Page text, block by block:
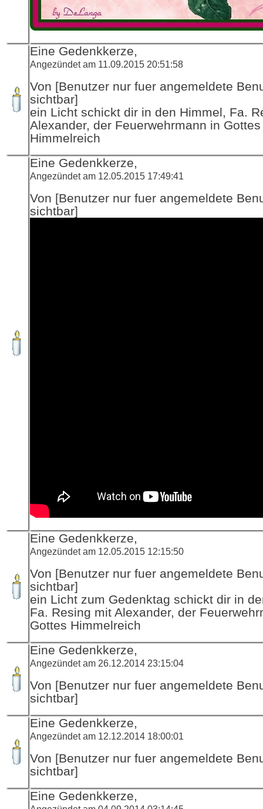
Eine Gedenkkerze,
Angezündet am 11.09.2015 20:51:58
Von [Benutzer nur fuer angemeldete
sichtbar]
ein Licht schickt dir in den Himmel, Fa.
Alexander, der Feuerwehrmann in Gottes
Himmelreich
Eine Gedenkkerze,
Angezündet am 12.05.2015 17:49:41
Von [Benutzer nur fuer angemeldete
sichtbar]
Eine Gedenkkerze,
Angezündet am 12.05.2015 12:15:50
Von [Benutzer nur fuer angemeldete
sichtbar]
ein Licht zum Gedenktag schickt dir in
Fa. Resing mit Alexander, der
Gottes Himmelreich
Eine Gedenkkerze,
Angezündet am 26.12.2014 23:15:04
Von [Benutzer nur fuer angemeldete
sichtbar]
Eine Gedenkkerze,
Angezündet am 12.12.2014 18:00:01
Von [Benutzer nur fuer angemeldete
sichtbar]
Eine Gedenkkerze,